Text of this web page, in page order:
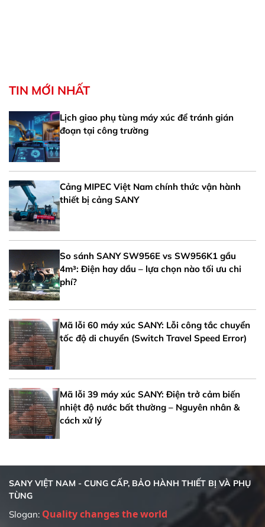
TIN MỚI NHẤT
Lịch giao phụ tùng máy xúc để tránh gián
đoạn tại công trường
Cảng MIPEC Việt Nam chính thức vận hành
thiết bị cảng SANY
So sánh SANY SW956E vs SW956K1 gầu
4m³: Điện hay dầu – lựa chọn nào tối ưu chi
phí?
Mã lỗi 60 máy xúc SANY: Lỗi công tắc chuyển
tốc độ di chuyển (Switch Travel Speed Error)
Mã lỗi 39 máy xúc SANY: Điện trở cảm biến
nhiệt độ nước bất thường – Nguyên nhân &
cách xử lý
SANY VIỆT NAM - CUNG CẤP, BẢO HÀNH THIẾT BỊ VÀ PHỤ
TÙNG
Slogan: Quality changes the world